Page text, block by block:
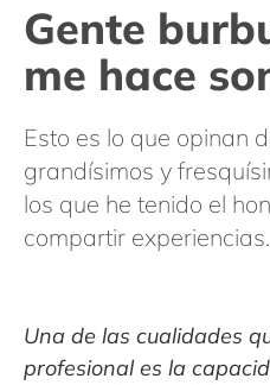
Gente
me hace
Esto es lo que opinan
grandísimos y
los que he tenido el
compartir
Una de las cualidades
profesional es la